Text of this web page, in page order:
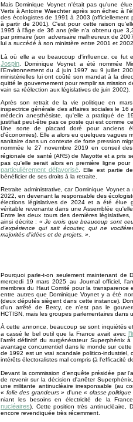
Mais Dominique Voynet n'était pas qu'une
Verts à Antoine Waechter après son échec à
des écologistes de 1991 à 2003 (officiellement
à partir de 2001). C'est pour cette raison
1995 à l'âge de 36 ans (elle n'a obtenu que
par primaire (son adversaire malheureux de
lui a succédé à son ministère entre 2001 et
Là où elle a eu beaucoup d'influence, ce fut
Jospin . Dominique Voynet a été nommée
l'Environnement du 4 juin 1997 au 9 juillet
ministérielles lui ont coûté son mandat à la
quitté le gouvernement pour remplir sa mission
vain sa réélection aux législatives de juin 2002).
Après son retrait de la vie politique en
inspectrice générale des affaires sociales le
médecin anesthésiste, qu'elle a pratiqué de
justifiait peut-être pas ce poste qui est comme
Une sorte de placard doré pour anciens
d'économies). Elle a alors eu quelques vagues
sanitaire dans un contexte de forte pression
nommée le 27 novembre 2019 en conseil
régionale de santé (ARS) de Mayotte et a pris
pas qu'elle serait alors en première ligne
particulièrement défavorisé. Elle est partie
bénéficier de ses droits à la retraite.
Retraite administrative, car Dominique Voynet
2022, en devenant la responsable des
élections législatives de 2024 et a été élue
véritable revenante dans une Assemblée
Entre les deux tours des dernières
ainsi décrite : « Je crois que beaucoup sont
d'expérience qui sait écouter, qui ne
majorités d'idées et de projets. ».
Pourquoi parle-t-on seulement maintenant de
mercredi 19 mars 2025 au Journal officiel,
membres du Haut Comité pour la
entre autres que Dominique Voynet y a été
(deux députés siègent dans cette instance).
d'un arrêté de Bercy, ce n'est pas le
HCTISN, mais les groupes parlementaires dans
À cette annonce, beaucoup se sont inquiétés
a cassé le bel outil que la France avait avec
l'arrêt définitif du surgénérateur Superphénix
avantage concurrentiel dans le monde sur
de 1992 est un vrai scandale politico-
intérêts électoralistes mal compris (à l'efficacité
Devant la commission d'enquête présidée par
de revenir sur la décision d'arrêter
une militante antinucléaire irresponsable (au
« folie des grandeurs » d'une« classe
niant les besoins en électricité de la
nucléaires). Cette position très antinucléaire,
encore revendiquée très récemment.